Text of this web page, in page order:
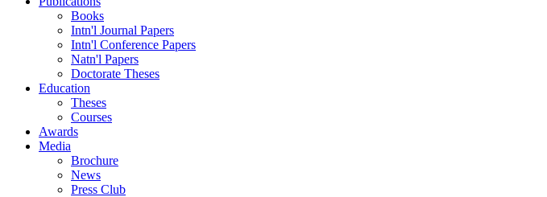
Books
Intn'l Journal Papers
Intn'l Conference Papers
Natn'l Papers
Doctorate Theses
Education
Theses
Courses
Awards
Media
Brochure
News
Press Club